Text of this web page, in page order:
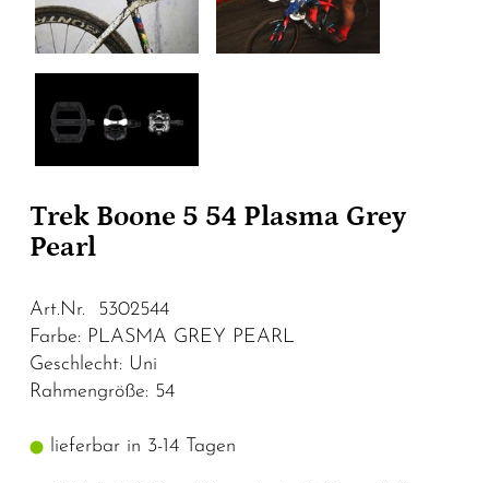
Trek Boone 5 54 Plasma Grey
Pearl
Art.Nr. 5302544
Farbe: PLASMA GREY PEARL
Geschlecht: Uni
Rahmengröße: 54
lieferbar in 3-14 Tagen